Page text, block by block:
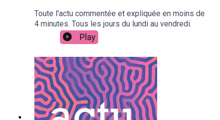
Toute l'actu commentée et expliquée en moins de
4 minutes. Tous les jours du lundi au vendredi.
Play